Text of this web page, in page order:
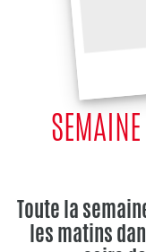
Toute la
les matins